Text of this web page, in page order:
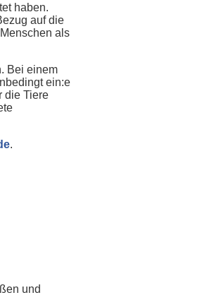
haben.
auf die
als
Bei einem
ein:e
die Tiere
.
und